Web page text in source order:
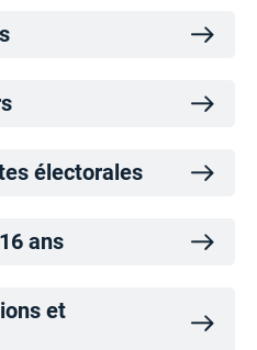
électorales
ans
et